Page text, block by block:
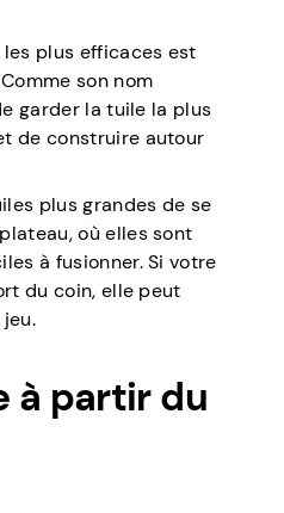
les plus efficaces est
son nom
garder la tuile la plus
de construire autour
plus grandes de se
où elles sont
à fusionner. Si votre
du coin, elle peut
à partir du